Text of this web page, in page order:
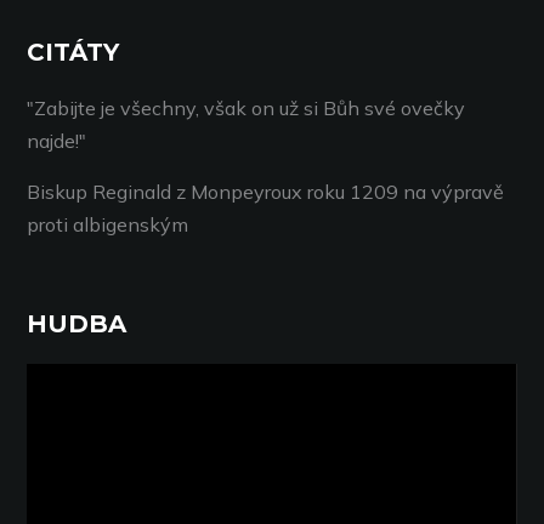
CITÁTY
"Zabijte je všechny, však on už si Bůh své ovečky
najde!"
Biskup Reginald z Monpeyroux roku 1209 na výpravě
proti albigenským
HUDBA